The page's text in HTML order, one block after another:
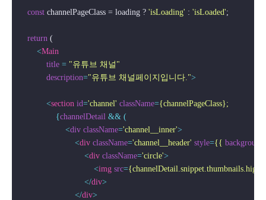
const channelPageClass = loading ? 'isLoading' : 'isLoaded';
return (
<Main
title = "유튜브 채널"
description="유튜브 채널페이지입니다.">
<section id='channel' className={channelPageClass};
                {
channelDetail && (
                    <
div className='channel__inner'>
<div className='channel__header' style={{
<div className='circle'>
<img src=
</div>
</div>